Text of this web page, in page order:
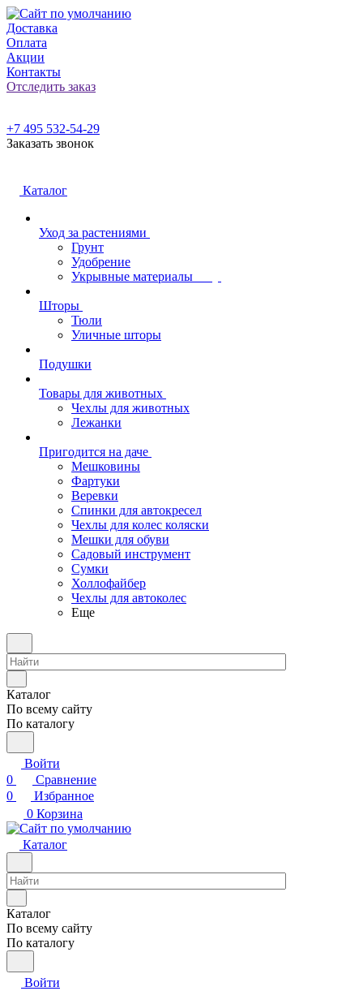
Доставка
Оплата
Акции
Контакты
Отследить заказ
+7 495 532-54-29
Заказать звонок
Каталог
Уход за растениями
Грунт
Удобрение
Укрывные материалы
Шторы
Тюли
Уличные шторы
Подушки
Товары для животных
Чехлы для животных
Лежанки
Пригодится на даче
Мешковины
Фартуки
Веревки
Спинки для автокресел
Чехлы для колес коляски
Мешки для обуви
Садовый инструмент
Сумки
Холлофайбер
Чехлы для автоколес
Еще
Каталог
По всему сайту
По каталогу
Войти
0
Сравнение
0
Избранное
0 Корзина
Каталог
Каталог
По всему сайту
По каталогу
Войти